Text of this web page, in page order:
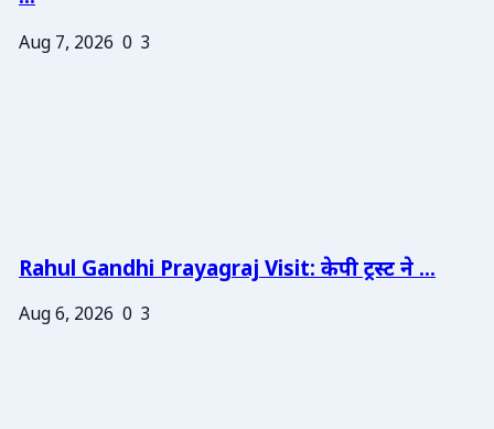
Aug 7, 2026 0 3
Rahul Gandhi Prayagraj Visit: केपी ट्रस्ट ने ...
Aug 6, 2026 0 3